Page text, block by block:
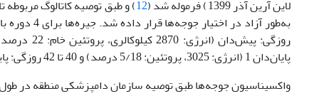
لاین آرین آذر 1399) فرموله شد (
12
به‌‌طور آزاد در اختیار جوجه‌ها قرار داده شد. جیره‌ها برای 4 دوره با کمک نرم‌افزار WUFFDA تنظیم (
پایان‌دان 1 (انرژی: 3025، پروتئین: 5/18 درصد) و 40 تا 42 روزگی: پایان‌دان 2 (انرژی: 3025، پروتئین خام: 5/17 درصد)، بر‌اساس آنالیز مواد خوراکی اصلی.
واکسیناسیون جوجه‌ها طبق توصیه سازمان دامپزشکی منطقه در